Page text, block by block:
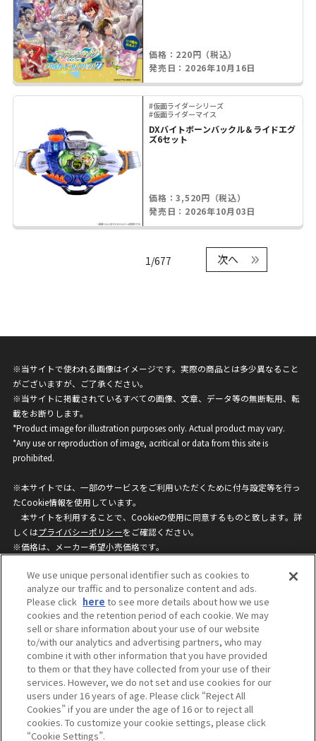
価格：220円（税込）
発売日：2026年10月16日
#仮面ライダーシリーズ
#仮面ライダーマイス
DXバイトボーンバックル＆ライドエグ
ズ6セット
価格：3,520円（税込）
発売日：2026年10月03日
1/677 次へ
※当サイトで使われる画像はイメージです。実際の商品とは多少異なること
がございますが、ご了承ください。
※当サイトに掲載されているすべての画像、文章、データ等の無断転用、転
載をお断りします。
*Product image for illustration purposes only. Actual product may vary.
*Any use or reproduction of image, acritical or data from this site is
prohibited.
※本サイトでは、一部のサービスをご利用いただくために付与設定等を行っ
たCookie情報を使用しています。
本サイトを利用することで、Cookieの使用に同意するものと致します。詳
しくはプライバシーポリシーをご確認ください。
※価格は、メーカー希望小売価格です。
ざいますのでご了承ください。
privacypolicy
Do Not Sell or Share My
Personal Information
ウェブサイトご利用条件
ソーシャルメディアポリシー
個人情報保護方針
お問い合わせ
©BANDAI
We use unique personal identifier such as cookies to
analyze our traffic and to personalize content and ads.
Please click here to see more details about how we use
cookies and the retention period of each cookie. We may
sell or share information about your use of our website
to/with our analytics and advertising partners, who may
combine it with other information that you have provided
to them or that they have collected from your use of their
services. However, we do not set and use cookies for our
users under 16 years of age. Please click “Reject All
Cookies” if you are under the age of 16 or to reject all
cookies. To customize your cookie settings, please click
“Cookie Settings”.